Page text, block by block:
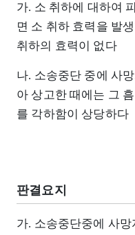
가. 소 취하에 대하여
면 소 취하 효력을 발
취하의 효력이 없다
나. 소송중단 중에 사
아 상고한 때에는 그
를 각하함이 상당하다
판결요지
가. 소송중단중에 사